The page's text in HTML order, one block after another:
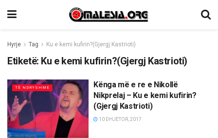
Hyrje Tag Ku e kemi kufirin?(Gjergj Kastrioti)
Etiketë: Ku e kemi kufirin?(Gjergj Kastrioti)
TË NDRYSHME
Kënga më e re e Nikollë
Nikprelaj – Ku e kemi kufirin?
(Gjergj Kastrioti)
10 DHJETOR, 2017